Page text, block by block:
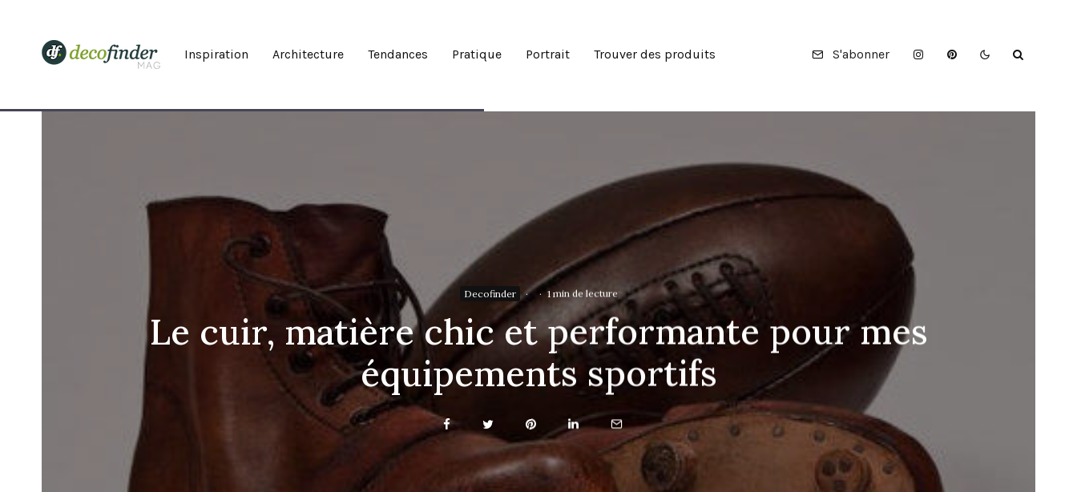
Inspiration Architecture Tendances Pratique Portrait Trouver des produits S'abonner
Decofinder · · 1 min de lecture
Le cuir, matière chic et performante pour mes
équipements sportifs